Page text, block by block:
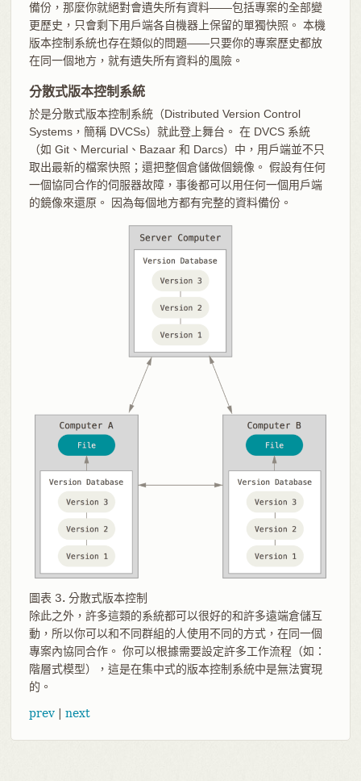
備份，那麼你就絕對會遺失所有資料——包括專案的全部變
更歷史，只會剩下用戶端各自機器上保留的單獨快照。 本機
版本控制系統也存在類似的問題——只要你的專案歷史都放
在同一個地方，就有遺失所有資料的風險。
分散式版本控制系統
於是分散式版本控制系統（Distributed Version Control
Systems，簡稱 DVCSs）就此登上舞台。 在 DVCS 系統
（如 Git、Mercurial、Bazaar 和 Darcs）中，用戶端並不只
取出最新的檔案快照；還把整個倉儲做個鏡像。 假設有任何
一個協同合作的伺服器故障，事後都可以用任何一個用戶端
的鏡像來還原。 因為每個地方都有完整的資料備份。
圖表 3. 分散式版本控制
除此之外，許多這類的系統都可以很好的和許多遠端倉儲互
動，所以你可以和不同群組的人使用不同的方式，在同一個
專案內協同合作。 你可以根據需要設定許多工作流程（如：
階層式模型），這是在集中式的版本控制系統中是無法實現
的。
prev| next